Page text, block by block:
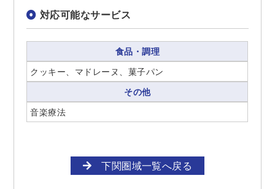
対応可能なサービス
食品・調理
クッキー、マドレーヌ、菓子パン
その他
音楽療法
下関圏域一覧へ戻る